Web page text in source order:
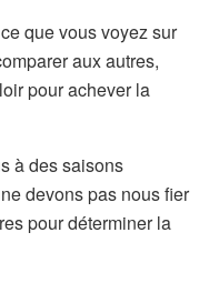
que vous voyez sur
aux autres,
pour achever la
à des saisons
devons pas nous fier
pour déterminer la